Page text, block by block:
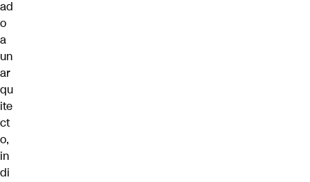
ad
o
a
un
ar
qu
ite
ct
o,
in
di